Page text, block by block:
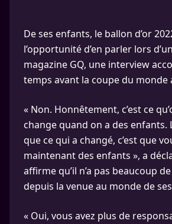
De ses enfants, le ballon d’or
l’opportunité d’en parler lors
magazine GQ, une interview
temps avant la coupe du monde
« Non. Honnêtement, c’est ce
change quand on a des enfants.
que ce qui a changé, c’est que
maintenant des enfants », a
affirme qu’il n’a pas beaucoup
depuis la venue au monde de
« Oui, vous avez plus de